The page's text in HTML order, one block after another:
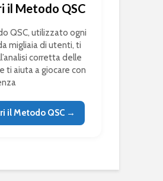
il Metodo QSC
QSC, utilizzato ogni
migliaia di utenti, ti
corretta delle
ti aiuta a giocare con
il Metodo QSC →